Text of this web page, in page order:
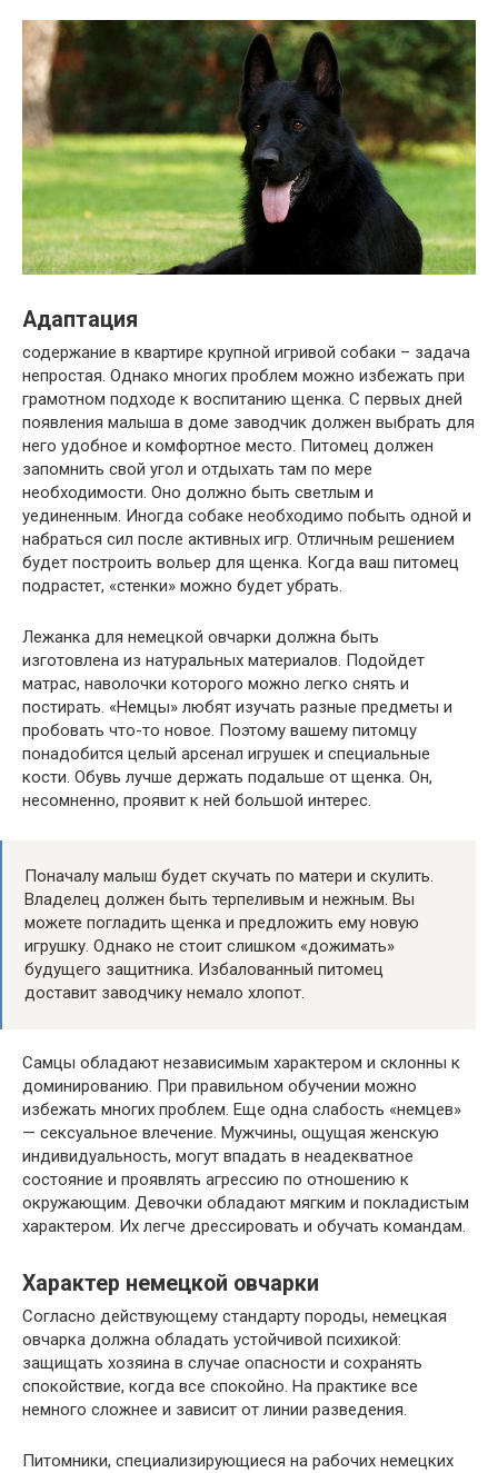
Адаптация
содержание в квартире крупной игривой собаки – задача
непростая. Однако многих проблем можно избежать при
грамотном подходе к воспитанию щенка. С первых дней
появления малыша в доме заводчик должен выбрать для
него удобное и комфортное место. Питомец должен
запомнить свой угол и отдыхать там по мере
необходимости. Оно должно быть светлым и
уединенным. Иногда собаке необходимо побыть одной и
набраться сил после активных игр. Отличным решением
будет построить вольер для щенка. Когда ваш питомец
подрастет, «стенки» можно будет убрать.
Лежанка для немецкой овчарки должна быть
изготовлена ​​из натуральных материалов. Подойдет
матрас, наволочки которого можно легко снять и
постирать. «Немцы» любят изучать разные предметы и
пробовать что-то новое. Поэтому вашему питомцу
понадобится целый арсенал игрушек и специальные
кости. Обувь лучше держать подальше от щенка. Он,
несомненно, проявит к ней большой интерес.
Поначалу малыш будет скучать по матери и скулить.
Владелец должен быть терпеливым и нежным. Вы
можете погладить щенка и предложить ему новую
игрушку. Однако не стоит слишком «дожимать»
будущего защитника. Избалованный питомец
доставит заводчику немало хлопот.
Самцы обладают независимым характером и склонны к
доминированию. При правильном обучении можно
избежать многих проблем. Еще одна слабость «немцев»
— сексуальное влечение. Мужчины, ощущая женскую
индивидуальность, могут впадать в неадекватное
состояние и проявлять агрессию по отношению к
окружающим. Девочки обладают мягким и покладистым
характером. Их легче дрессировать и обучать командам.
Характер немецкой овчарки
Согласно действующему стандарту породы, немецкая
овчарка должна обладать устойчивой психикой:
защищать хозяина в случае опасности и сохранять
спокойствие, когда все спокойно. На практике все
немного сложнее и зависит от линии разведения.
Питомники, специализирующиеся на рабочих немецких